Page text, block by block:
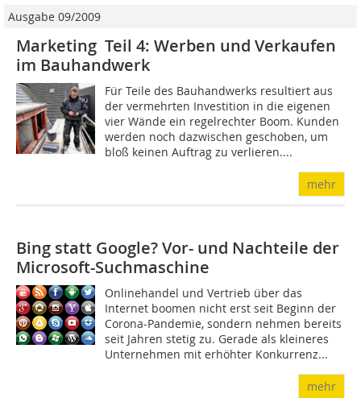
Ausgabe 09/2009
Marketing Teil 4: Werben und Verkaufen
im Bauhandwerk
Für Teile des Bauhandwerks resultiert aus
der vermehrten Investition in die eigenen
vier Wände ein regelrechter Boom. Kunden
werden noch dazwischen geschoben, um
bloß keinen Auftrag zu verlieren....
mehr
Bing statt Google? Vor- und Nachteile der
Microsoft-Suchmaschine
Onlinehandel und Vertrieb über das
Internet boomen nicht erst seit Beginn der
Corona-Pandemie, sondern nehmen bereits
seit Jahren stetig zu. Gerade als kleineres
Unternehmen mit erhöhter Konkurrenz...
mehr